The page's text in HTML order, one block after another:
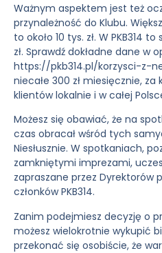
Ważnym aspektem jest też
przynależność do Klubu.
to około 10 tys. zł. W PKB314
zł. Sprawdź dokładne dane w
https://pkb314.pl/korzysci-z-
niecałe 300 zł miesięcznie,
klientów lokalnie i w całej
Możesz się obawiać, że na
czas obracał wśród tych
Niesłusznie. W spotkaniach,
zamkniętymi imprezami,
zapraszane przez Dyrektorów
członków PKB314.
Zanim podejmiesz decyzję o
możesz wielokrotnie wykupić
przekonać się osobiście, że